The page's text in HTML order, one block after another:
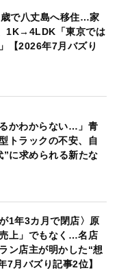
で八丈島へ移住…家
1K→4LDK「東京では
【2026年7月バズり
るかわからない…」青
トラックの不安、自
”に求められる新たな
1年3カ月で閉店〉原
上」でもなく…名店
ン店主が明かした“想
7月バズり記事2位】